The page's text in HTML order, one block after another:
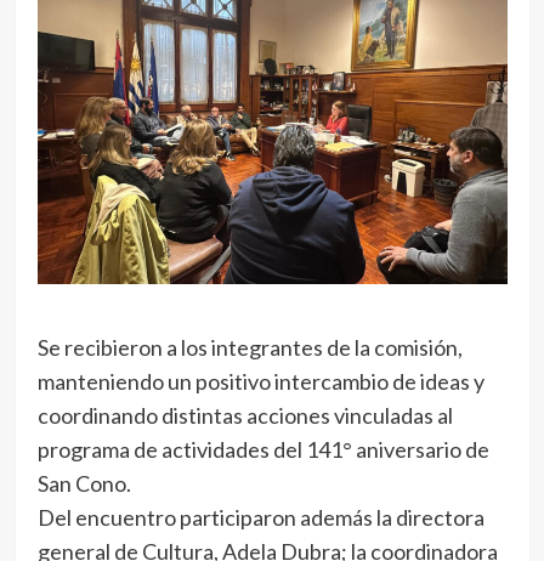
Se recibieron a los integrantes de la comisión,
manteniendo un positivo intercambio de ideas y
coordinando distintas acciones vinculadas al
programa de actividades del 141° aniversario de
San Cono.
Del encuentro participaron además la directora
general de Cultura, Adela Dubra; la coordinadora